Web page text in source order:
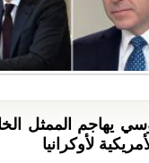
يهاجم الممثل
لأوكرانيا